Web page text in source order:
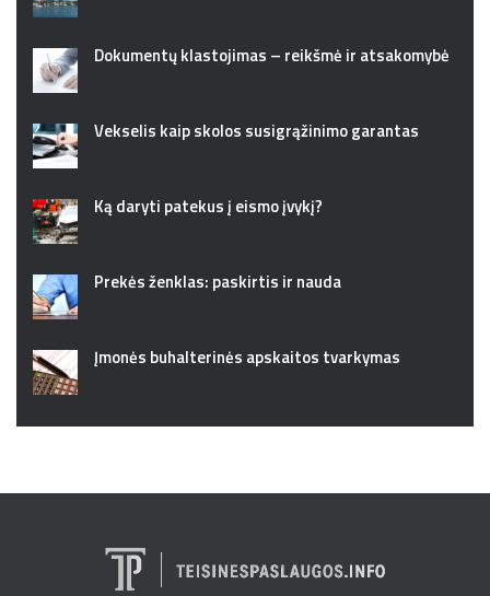
Dokumentų klastojimas – reikšmė ir atsakomybė
Vekselis kaip skolos susigrąžinimo garantas
Ką daryti patekus į eismo įvykį?
Prekės ženklas: paskirtis ir nauda
Įmonės buhalterinės apskaitos tvarkymas